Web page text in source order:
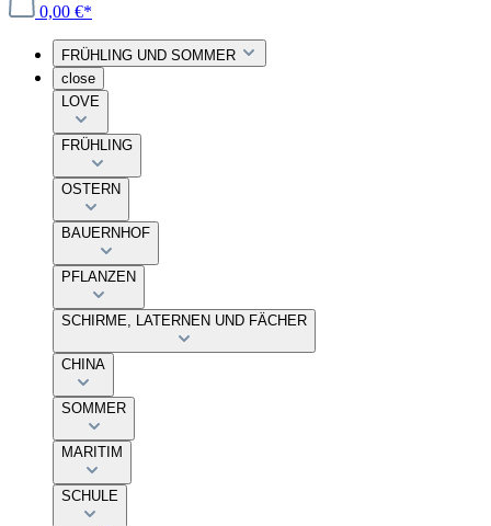
0,00 €*
FRÜHLING UND SOMMER
close
LOVE
FRÜHLING
OSTERN
BAUERNHOF
PFLANZEN
SCHIRME, LATERNEN UND FÄCHER
CHINA
SOMMER
MARITIM
SCHULE